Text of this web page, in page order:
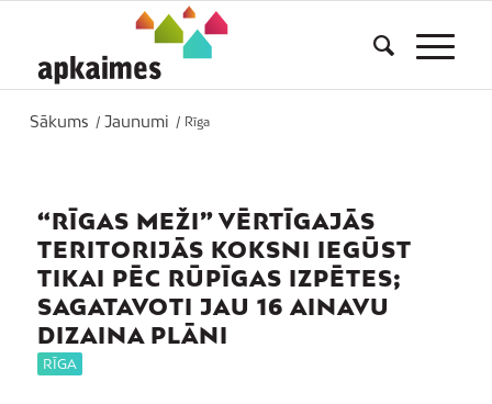
Sākums / Jaunumi / Rīga
“RĪGAS MEŽI” VĒRTĪGAJĀS
TERITORIJĀS KOKSNI IEGŪST
TIKAI PĒC RŪPĪGAS IZPĒTES;
SAGATAVOTI JAU 16 AINAVU
DIZAINA PLĀNI
RĪGA